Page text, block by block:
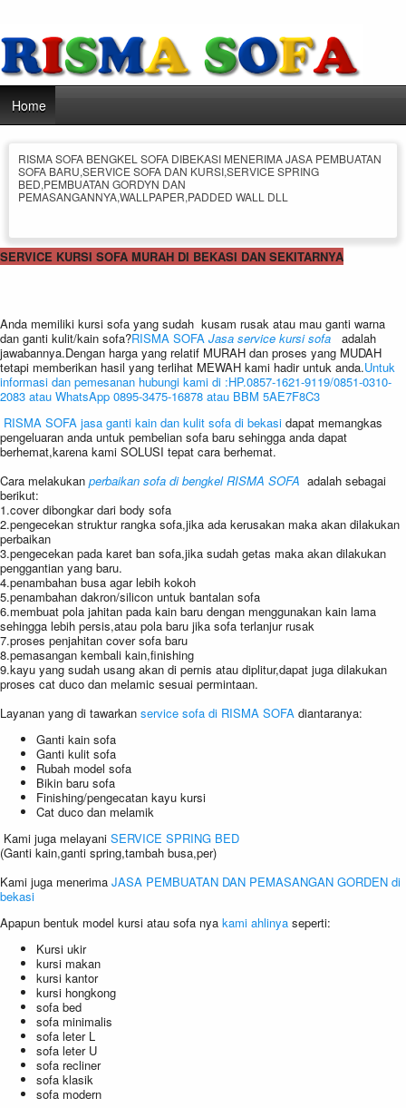
Home
RISMA SOFA BENGKEL SOFA DIBEKASI MENERIMA JASA PEMBUATAN
SOFA BARU,SERVICE SOFA DAN KURSI,SERVICE SPRING
BED,PEMBUATAN GORDYN DAN
PEMASANGANNYA,WALLPAPER,PADDED WALL DLL
SERVICE KURSI SOFA MURAH DI BEKASI DAN SEKITARNYA
Anda memiliki kursi sofa yang sudah kusam rusak atau mau ganti warna
dan ganti kulit/kain sofa?RISMA SOFA Jasa service kursi sofa
adalah
jawabannya.Dengan harga yang relatif MURAH dan proses yang MUDAH
tetapi memberikan hasil yang terlihat MEWAH kami hadir untuk anda.Untuk
informasi dan pemesanan hubungi kami di :HP.0857-1621-9119/0851-0310-
2083 atau WhatsApp 0895-3475-16878 atau BBM 5AE7F8C3
RISMA SOFA jasa ganti kain dan kulit sofa di bekasi dapat memangkas
pengeluaran anda untuk pembelian sofa baru sehingga anda dapat
berhemat,karena kami SOLUSI tepat cara berhemat.
Cara melakukan perbaikan sofa di bengkel RISMA SOFA adalah sebagai
berikut:
1.cover dibongkar dari body sofa
2.pengecekan struktur rangka sofa,jika ada kerusakan maka akan dilakukan
perbaikan
3.pengecekan pada karet ban sofa,jika sudah getas maka akan dilakukan
penggantian yang baru.
4.penambahan busa agar lebih kokoh
5.penambahan dakron/silicon untuk bantalan sofa
6.membuat pola jahitan pada kain baru dengan menggunakan kain lama
sehingga lebih persis,atau pola baru jika sofa terlanjur rusak
7.proses penjahitan cover sofa baru
8.pemasangan kembali kain,finishing
9.kayu yang sudah usang akan di pernis atau diplitur,dapat juga dilakukan
proses cat duco dan melamic sesuai permintaan.
Layanan yang di tawarkan service sofa di RISMA SOFA diantaranya:
Ganti kain sofa
Ganti kulit sofa
Rubah model sofa
Bikin baru sofa
Finishing/pengecatan kayu kursi
Cat duco dan melamik
Kami juga melayani SERVICE SPRING BED
(Ganti kain,ganti spring,tambah busa,per)
Kami juga menerima JASA PEMBUATAN DAN PEMASANGAN GORDEN di
bekasi
Apapun bentuk model kursi atau sofa nya kami ahlinya seperti:
Kursi ukir
kursi makan
kursi kantor
kursi hongkong
sofa bed
sofa minimalis
sofa leter L
sofa leter U
sofa recliner
sofa klasik
sofa modern